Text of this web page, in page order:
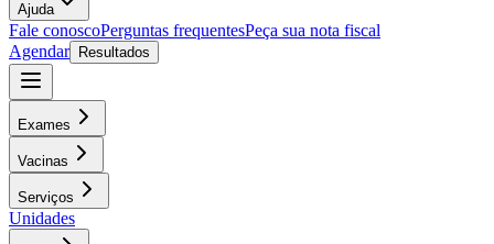
Ajuda
Fale conoscoPerguntas frequentesPeça sua nota fiscal
Agendar
Resultados
Exames
Vacinas
Serviços
Unidades